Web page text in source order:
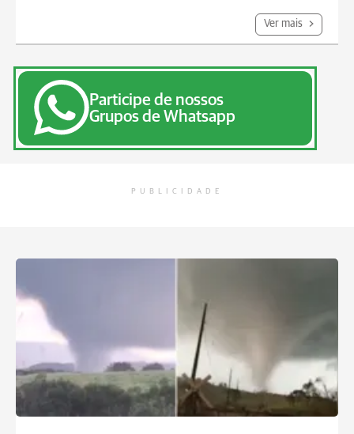
Ver mais
Participe de nossos
Grupos de Whatsapp
PUBLICIDADE